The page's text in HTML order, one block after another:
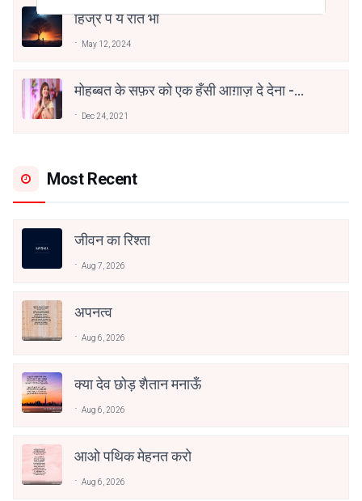
हिज्र पे ये रात भी
May 12, 2024
मोहब्बत के सफ़र को एक हँसी आग़ाज़ दे देना -
Dec 24, 2021
Most Recent
जीवन का रिश्ता
Aug 7, 2026
अपनत्व
Aug 6, 2026
क्या देव छोड़ शैतान मनाऊँ
Aug 6, 2026
आओ पथिक मेहनत करो
Aug 6, 2026